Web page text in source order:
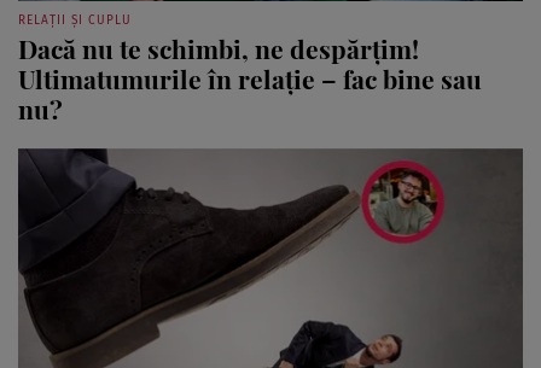
Dacă nu te schimbi, ne despărțim!
Ultimatumurile în relație – fac bine sau
nu?